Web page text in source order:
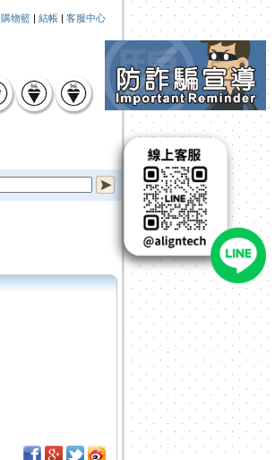
購物籃 | 結帳 | 客服中心